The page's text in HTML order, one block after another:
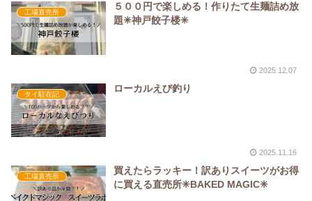
工場直売所
５００円で楽しめる！作りたて生麺詰め放
題✳︎神戸餃子楼✳︎
2025.12.07
タイ駐在記
ローカルえび釣り
2025.11.16
工場直売所
買えたらラッキー！訳ありスイーツがお得
に買える直売所✳︎BAKED MAGIC✳︎